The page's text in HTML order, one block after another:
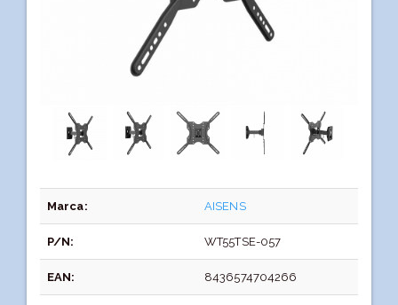
Marca: AISENS
P/N: WT55TSE-057
EAN: 8436574704266